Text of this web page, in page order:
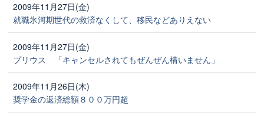
2009年11月27日(金)
就職氷河期世代の救済なくして、移民などありえない
2009年11月27日(金)
プリウス 「キャンセルされてもぜんぜん構いません」
2009年11月26日(木)
奨学金の返済総額８００万円超